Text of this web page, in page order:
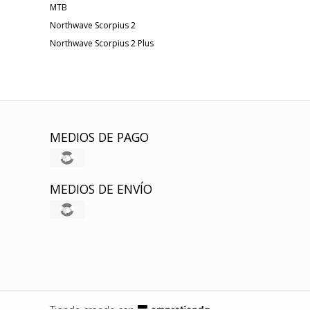
MTB
Northwave Scorpius 2
Northwave Scorpius 2 Plus
MEDIOS DE PAGO
MEDIOS DE ENVÍO